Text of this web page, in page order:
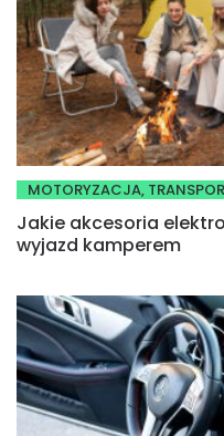
MOTORYZACJA,
Jakie akcesoria
wyjazd kamperem